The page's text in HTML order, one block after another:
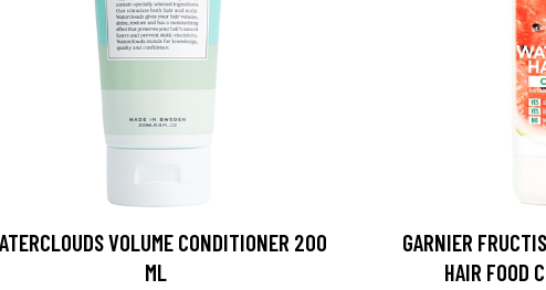
VOLUME CONDITIONER 200
ML
GARNIER
HAIR FOOD